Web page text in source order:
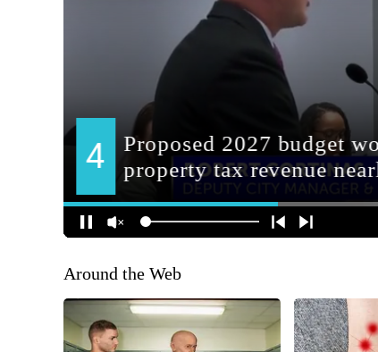
Around the Web